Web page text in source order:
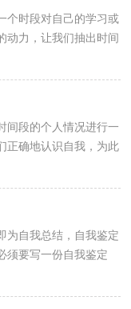
个时段对自己的学习或
动力，让我们抽出时间
形式...
间段的个人情况进行一
正确地认识自我，为此
么写才...
为自我总结，自我鉴定
须要写一份自我鉴定
小编收集整...